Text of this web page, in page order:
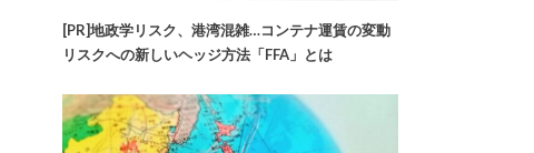
[PR]地政学リスク、港湾混雑…コンテナ運賃の変動
リスクへの新しいヘッジ方法「FFA」とは